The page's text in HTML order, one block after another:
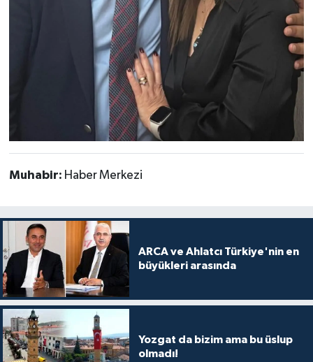
Muhabir: Haber Merkezi
ARCA ve Ahlatcı Türkiye'nin en
büyükleri arasında
Yozgat da bizim ama bu üslup
olmadı!